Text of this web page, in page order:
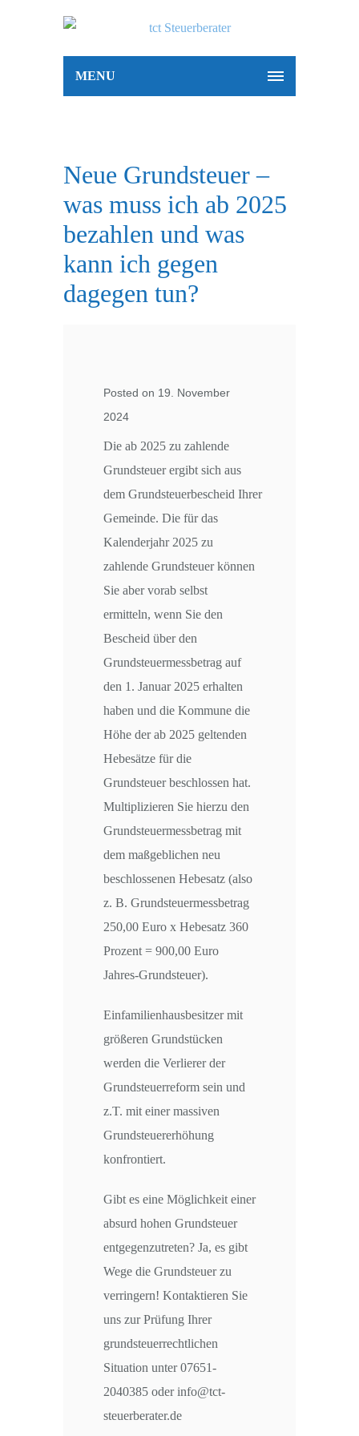
MENU
Neue Grundsteuer –
was muss ich ab 2025
bezahlen und was
kann ich gegen
dagegen tun?
Posted on 19. November
2024
Die ab 2025 zu zahlende
Grundsteuer ergibt sich aus
dem Grundsteuerbescheid Ihrer
Gemeinde. Die für das
Kalenderjahr 2025 zu
zahlende Grundsteuer können
Sie aber vorab selbst
ermitteln, wenn Sie den
Bescheid über den
Grundsteuermessbetrag auf
den 1. Januar 2025 erhalten
haben und die Kommune die
Höhe der ab 2025 geltenden
Hebesätze für die
Grundsteuer beschlossen hat.
Multiplizieren Sie hierzu den
Grundsteuermessbetrag mit
dem maßgeblichen neu
beschlossenen Hebesatz (also
z. B. Grundsteuermessbetrag
250,00 Euro x Hebesatz 360
Prozent = 900,00 Euro
Jahres-Grundsteuer).
Einfamilienhausbesitzer mit
größeren Grundstücken
werden die Verlierer der
Grundsteuerreform sein und
z.T. mit einer massiven
Grundsteuererhöhung
konfrontiert.
Gibt es eine Möglichkeit einer
absurd hohen Grundsteuer
entgegenzutreten? Ja, es gibt
Wege die Grundsteuer zu
verringern! Kontaktieren Sie
uns zur Prüfung Ihrer
grundsteuerrechtlichen
Situation unter 07651-
2040385 oder info@tct-
steuerberater.de